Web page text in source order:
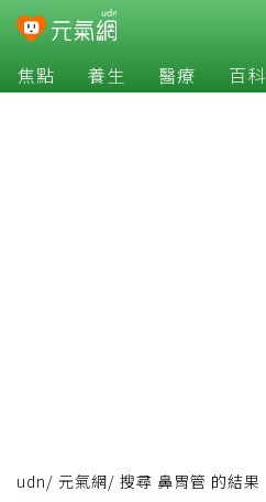
焦點 養生 醫療 百科
udn/ 元氣網/ 搜尋 鼻胃管 的結果